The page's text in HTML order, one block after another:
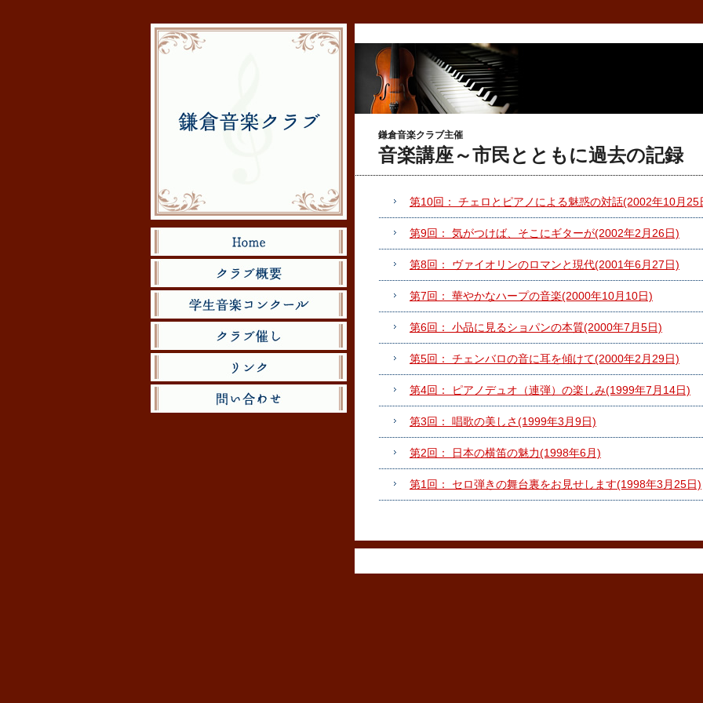
鎌倉音楽クラブ主催
音楽講座～市民とともに過去の記録
第10回： チェロとピアノによる魅惑の対話(2002年10月25
第9回： 気がつけば、そこにギターが(2002年2月26日)
第8回： ヴァイオリンのロマンと現代(2001年6月27日)
第7回： 華やかなハープの音楽(2000年10月10日)
第6回： 小品に見るショパンの本質(2000年7月5日)
第5回： チェンバロの音に耳を傾けて(2000年2月29日)
第4回： ピアノデュオ（連弾）の楽しみ(1999年7月14日)
第3回： 唱歌の美しさ(1999年3月9日)
第2回： 日本の横笛の魅力(1998年6月)
第1回： セロ弾きの舞台裏をお見せします(1998年3月25日)